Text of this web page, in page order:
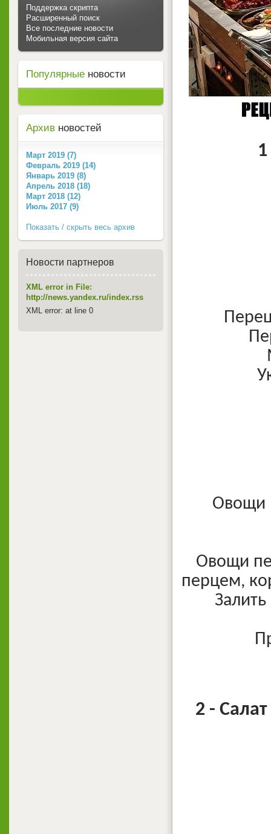
Овощи
Овощи
перцем,
2 -
Поддержка скрипта
Расширенный поиск
Все последние новости
Мобильная версия сайта
Популярные новости
Архив новостей
Март 2019 (7)
Февраль 2019 (14)
Январь 2019 (8)
Апрель 2018 (18)
Март 2018 (12)
Июль 2017 (9)
Показать / скрыть весь архив
Новости партнеров
XML error in File:
http://news.yandex.ru/index.rss
XML error: at line 0